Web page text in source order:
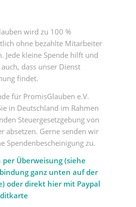
wird zu 100 %
ohne bezahlte Mitarbeiter
Jede kleine Spende hilft und
dass unser Dienst
findet.
für PromisGlauben e.V.
in Deutschland im Rahmen
Steuergesetzgebung von
absetzen. Gerne senden wir
Spendenbescheinigung zu.
per Überweisung (siehe
ganz unten auf der
oder direkt hier mit Paypal